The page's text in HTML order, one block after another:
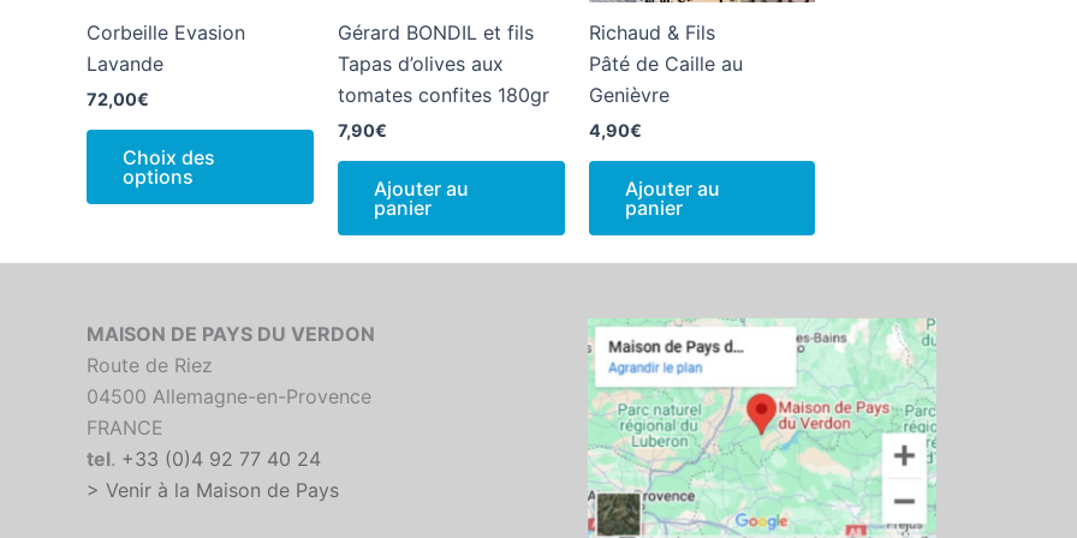
Corbeille Evasion
Lavande
72,00€
Choix des
options
Ce
produit
a
plusieurs
variations.
options
sur
page
Gérard BONDIL et fils
Tapas d’olives aux
tomates confites 180gr
7,90€
Ajouter au
panier
Richaud & Fils
Pâté de Caille au
Genièvre
4,90€
Ajouter au
panier
MAISON DE PAYS DU VERDON
Route de Riez
04500 Allemagne-en-Provence
FRANCE
tel. +33 (0)4 92 77 40 24
> Venir à la Maison de Pays